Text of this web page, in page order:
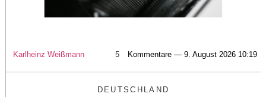
Karlheinz Weißmann 5 Kommentare — 9. August 2026 10:19
DEUTSCHLAND